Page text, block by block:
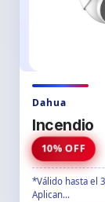
Dahua
Incendio
10% OFF
*Válido hasta el
Aplican...